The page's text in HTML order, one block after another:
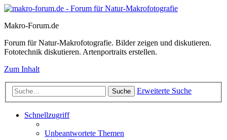
Makro-Forum.de
Forum für Natur-Makrofotografie. Bilder zeigen und diskutieren.
Fototechnik diskutieren. Artenportraits erstellen.
Zum Inhalt
Suche Erweiterte Suche
Schnellzugriff
Unbeantwortete Themen